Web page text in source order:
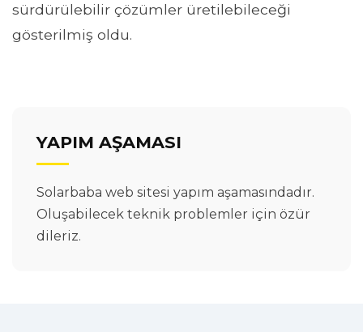
sürdürülebilir çözümler üretilebileceği
gösterilmiş oldu.
YAPIM AŞAMASI
Solarbaba web sitesi yapım aşamasındadır.
Oluşabilecek teknik problemler için özür
dileriz.